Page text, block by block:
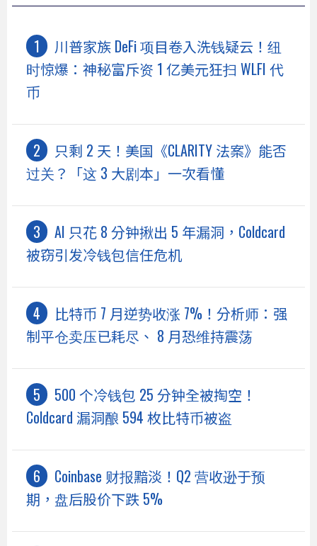
川普家族 DeFi 项目卷入洗钱疑云！纽
时惊爆：神秘富斥资 1 亿美元狂扫 WLFI 代
币
只剩 2 天！美国《CLARITY 法案》能否
过关？「这 3 大剧本」一次看懂
AI 只花 8 分钟揪出 5 年漏洞，Coldcard
被窃引发冷钱包信任危机
比特币 7 月逆势收涨 7%！分析师：强
制平仓卖压已耗尽、 8 月恐维持震荡
500 个冷钱包 25 分钟全被掏空！
Coldcard 漏洞酿 594 枚比特币被盗
Coinbase 财报黯淡！Q2 营收逊于预
期，盘后股价下跌 5%